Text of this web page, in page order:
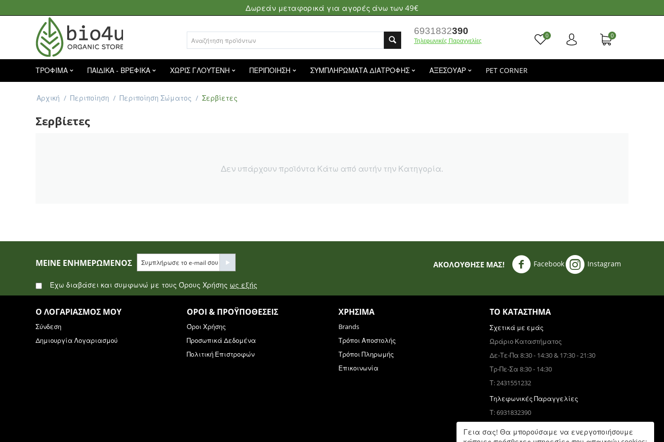
Δωρεάν μεταφορικά για αγορές άνω των 49€
6931832390
Τηλεφωνικές Παραγγελίες
0 0
ΤΡΟΦΙΜΑ ΠΑΙΔΙΚΑ - ΒΡΕΦΙΚΑ ΧΩΡΙΣ ΓΛΟΥΤΕΝΗ ΠΕΡΙΠΟΙΗΣΗ ΣΥΜΠΛΗΡΩΜΑΤΑ ΔΙΑΤΡΟΦΗΣ ΑΞΕΣΟΥΑΡ PET CORNER
Αρχική / Περιποίηση / Περιποίηση Σώματος / Σερβίετες
Σερβίετες
Δεν υπάρχουν προϊόντα Κάτω από αυτήν την Κατηγορία.
ΜΕΊΝΕ ΕΝΗΜΕΡΩΜΈΝΟΣ
Έχω διαβάσει και συμφωνώ με τους Όρους Χρήσης ως εξής
ΑΚΟΛΟΥΘΗΣΈ ΜΑΣ! Facebook Instagram
Ο ΛΟΓΑΡΙΑΣΜΌΣ ΜΟΥ
Σύνδεση
Δημιουργία Λογαριασμού
ΌΡΟΙ & ΠΡΟΫΠΟΘΈΣΕΙΣ
Όροι Χρήσης
Προσωπικά Δεδομένα
Πολιτική Επιστροφών
ΧΡΉΣΙΜΑ
Brands
Τρόποι Αποστολής
Τρόποι Πληρωμής
Επικοινωνία
ΤΟ ΚΑΤΆΣΤΗΜΑ
Σχετικά με εμάς
Ωράριο Καταστήματος
Δε-Τε-Πα 8:30 - 14:30 & 17:30 - 21:30
Τρ-Πε-Σα 8:30 - 14:30
Τ: 2431551232
Τηλεφωνικές Παραγγελίες
Τ: 6931832390
Γεια σας! Θα μπορούσαμε να ενεργοποιήσουμε